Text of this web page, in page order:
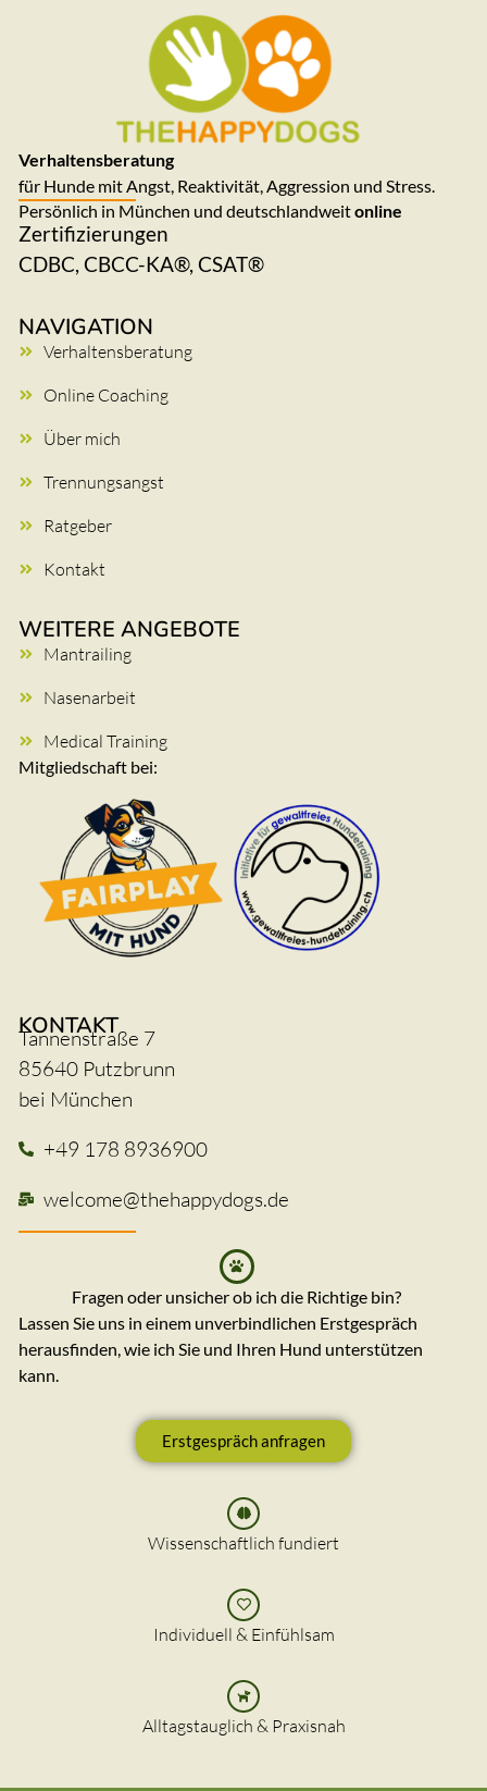
Verhaltensberatung
für Hunde mit Angst, Reaktivität, Aggression und Stress.
Persönlich in München und deutschlandweitonline
Zertifizierungen
CDBC, CBCC-KA®, CSAT®
NAVIGATION
Verhaltensberatung
Online Coaching
Über mich
Trennungsangst
Ratgeber
Kontakt
WEITERE ANGEBOTE
Mantrailing
Nasenarbeit
Medical Training
Mitgliedschaft bei:
KONTAKT
Tannenstraße 7
85640 Putzbrunn
bei München
+49 178 8936900
welcome@thehappydogs.de
Fragen oder unsicher ob ich die Richtige bin?
Lassen Sie uns in einem unverbindlichen Erstgespräch
herausfinden, wie ich Sie und Ihren Hund unterstützen
kann.
Erstgespräch anfragen
Wissenschaftlich fundiert
Individuell & Einfühlsam
Alltagstauglich & Praxisnah